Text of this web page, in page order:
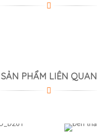
SẢN PHẨM LIÊN QUAN